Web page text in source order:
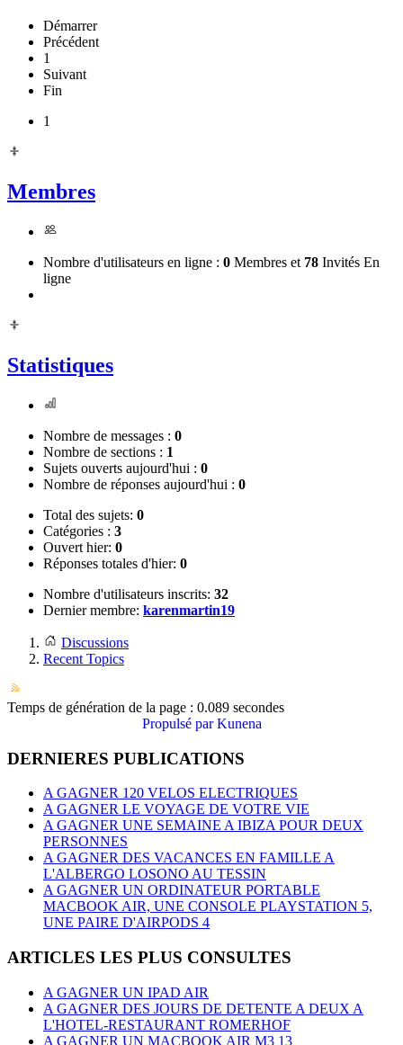
Démarrer
Précédent
1
Suivant
Fin
1
Membres
Nombre d'utilisateurs en ligne : 0 Membres et 78 Invités En
ligne
Statistiques
Nombre de messages : 0
Nombre de sections : 1
Sujets ouverts aujourd'hui : 0
Nombre de réponses aujourd'hui : 0
Total des sujets: 0
Catégories : 3
Ouvert hier: 0
Réponses totales d'hier: 0
Nombre d'utilisateurs inscrits: 32
Dernier membre: karenmartin19
Discussions
Recent Topics
Temps de génération de la page : 0.089 secondes
Propulsé parKunena
DERNIERES PUBLICATIONS
A GAGNER 120 VELOS ELECTRIQUES
A GAGNER LE VOYAGE DE VOTRE VIE
A GAGNER UNE SEMAINE A IBIZA POUR DEUX
PERSONNES
A GAGNER DES VACANCES EN FAMILLE A
L'ALBERGO LOSONO AU TESSIN
A GAGNER UN ORDINATEUR PORTABLE
MACBOOK AIR, UNE CONSOLE PLAYSTATION 5,
UNE PAIRE D'AIRPODS 4
ARTICLES LES PLUS CONSULTES
A GAGNER UN IPAD AIR
A GAGNER DES JOURS DE DETENTE A DEUX A
L'HOTEL-RESTAURANT ROMERHOF
A GAGNER UN MACBOOK AIR M3 13